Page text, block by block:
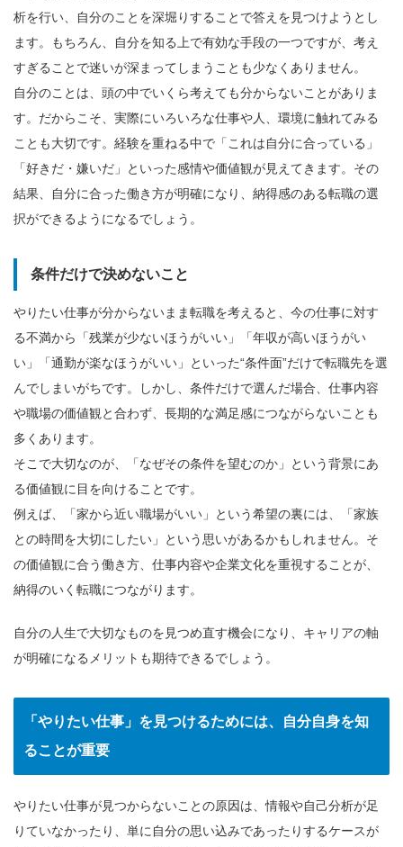
析を行い、自分のことを深堀りすることで答えを見つけようとし
ます。もちろん、自分を知る上で有効な手段の一つですが、考え
すぎることで迷いが深まってしまうことも少なくありません。
自分のことは、頭の中でいくら考えても分からないことがありま
す。だからこそ、実際にいろいろな仕事や人、環境に触れてみる
ことも大切です。経験を重ねる中で「これは自分に合っている」
「好きだ・嫌いだ」といった感情や価値観が見えてきます。その
結果、自分に合った働き方が明確になり、納得感のある転職の選
択ができるようになるでしょう。
条件だけで決めないこと
やりたい仕事が分からないまま転職を考えると、今の仕事に対す
る不満から「残業が少ないほうがいい」「年収が高いほうがい
い」「通勤が楽なほうがいい」といった“条件面”だけで転職先を選
んでしまいがちです。しかし、条件だけで選んだ場合、仕事内容
や職場の価値観と合わず、長期的な満足感につながらないことも
多くあります。
そこで大切なのが、「なぜその条件を望むのか」という背景にあ
る価値観に目を向けることです。
例えば、「家から近い職場がいい」という希望の裏には、「家族
との時間を大切にしたい」という思いがあるかもしれません。そ
の価値観に合う働き方、仕事内容や企業文化を重視することが、
納得のいく転職につながります。
自分の人生で大切なものを見つめ直す機会になり、キャリアの軸
が明確になるメリットも期待できるでしょう。
「やりたい仕事」を見つけるためには、自分自身を知
ることが重要
やりたい仕事が見つからないことの原因は、情報や自己分析が足
りていなかったり、単に自分の思い込みであったりするケースが